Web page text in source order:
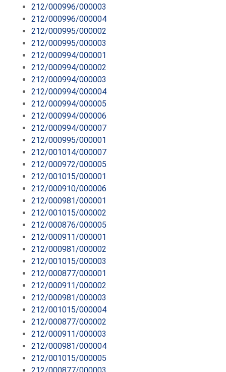
212/000996/000003
212/000996/000004
212/000995/000002
212/000995/000003
212/000994/000001
212/000994/000002
212/000994/000003
212/000994/000004
212/000994/000005
212/000994/000006
212/000994/000007
212/000995/000001
212/001014/000007
212/000972/000005
212/001015/000001
212/000910/000006
212/000981/000001
212/001015/000002
212/000876/000005
212/000911/000001
212/000981/000002
212/001015/000003
212/000877/000001
212/000911/000002
212/000981/000003
212/001015/000004
212/000877/000002
212/000911/000003
212/000981/000004
212/001015/000005
212/000877/000003